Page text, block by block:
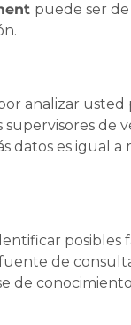
puede ser
analizar
de
datos es igual
posibles
de
de